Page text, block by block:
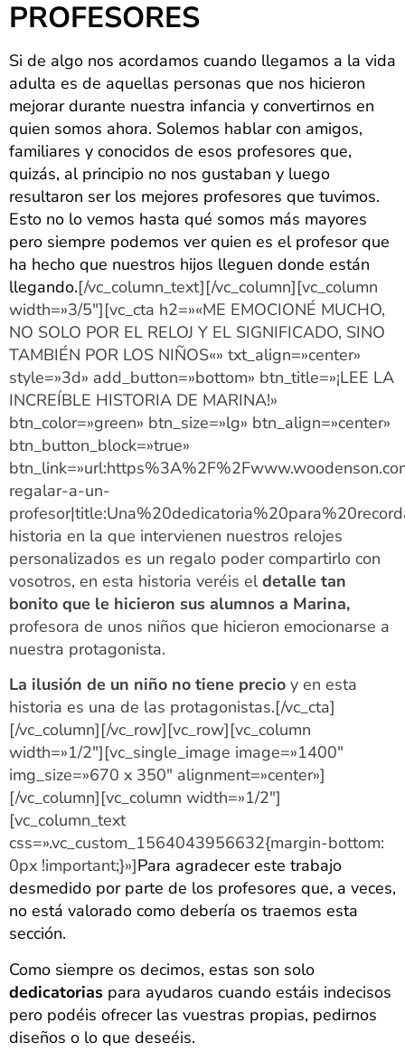
PROFESORES
Si de algo nos acordamos cuando llegamos a la vida
adulta es de aquellas personas que nos hicieron
mejorar durante nuestra infancia y convertirnos en
quien somos ahora. Solemos hablar con amigos,
familiares y conocidos de esos profesores que,
quizás, al principio no nos gustaban y luego
resultaron ser los mejores profesores que tuvimos.
Esto no lo vemos hasta qué somos más mayores
pero siempre podemos ver quien es el profesor que
ha hecho que nuestros hijos lleguen donde están
llegando.[/vc_column_text][/vc_column][vc_column
width=»3/5″][vc_cta h2=»«ME EMOCIONÉ MUCHO,
NO SOLO POR EL RELOJ Y EL SIGNIFICADO, SINO
TAMBIÉN POR LOS NIÑOS«» txt_align=»center»
style=»3d» add_button=»bottom» btn_title=»¡LEE LA
INCREÍBLE HISTORIA DE MARINA!»
btn_color=»green» btn_size=»lg» btn_align=»center»
btn_button_block=»true»
regalar-a-un-
historia en la que intervienen nuestros relojes
personalizados es un regalo poder compartirlo con
vosotros, en esta historia veréis eldetalle tan
bonito que le hicieron sus alumnos a Marina,
profesora de unos niños que hicieron emocionarse a
nuestra protagonista.
La ilusión de un niño no tiene precio y en esta
historia es una de las protagonistas.[/vc_cta]
[/vc_column][/vc_row][vc_row][vc_column
width=»1/2″][vc_single_image image=»1400″
img_size=»670 x 350″ alignment=»center»]
[/vc_column][vc_column width=»1/2″]
[vc_column_text
css=».vc_custom_1564043956632{margin-bottom:
0px !important;}»]Para agradecer este trabajo
desmedido por parte de los profesores que, a veces,
no está valorado como debería os traemos esta
sección.
Como siempre os decimos, estas son solo
dedicatorias para ayudaros cuando estáis indecisos
pero podéis ofrecer las vuestras propias, pedirnos
diseños o lo que deseéis.